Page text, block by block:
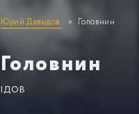
Юрий Давыдов Головнин